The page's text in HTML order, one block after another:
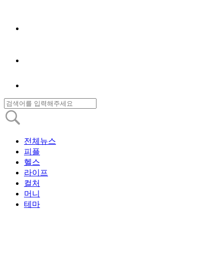
전체뉴스
피플
헬스
라이프
컬처
머니
테마